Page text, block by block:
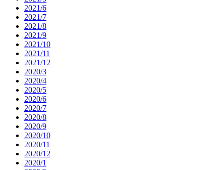
2021/6
2021/7
2021/8
2021/9
2021/10
2021/11
2021/12
2020/3
2020/4
2020/5
2020/6
2020/7
2020/8
2020/9
2020/10
2020/11
2020/12
2020/1